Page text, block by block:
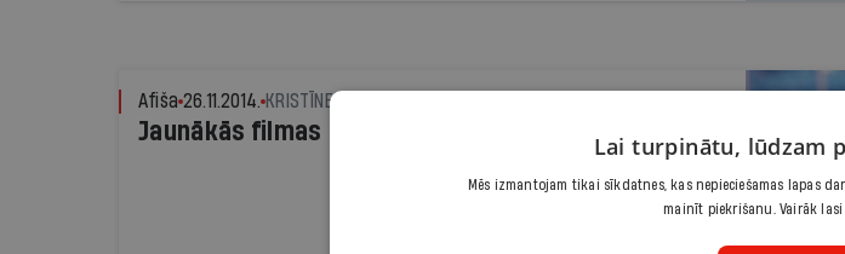
Afiša 26.11.2014. KRISTĪNE SIMSONE
Jaunākās filmas Lai turpinātu, lūdzam
Mēs izmantojam tikai sīkdatnes, kas nepieciešamas lapas
mainīt piekrišanu. Vairāk